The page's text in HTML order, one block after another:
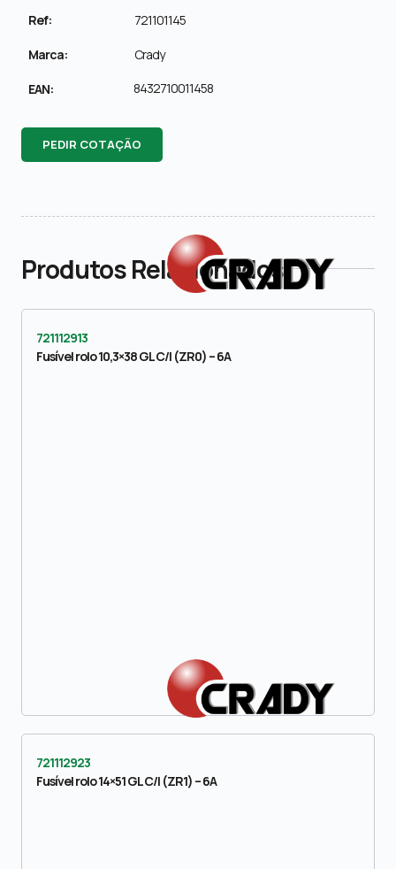
Ref: 721101145
Marca: Crady
EAN: 8432710011458
PEDIR COTAÇÃO
Produtos Relacionados
721112913
Fusível rolo 10,3×38 GL C/I (ZR0) – 6A
721112923
Fusível rolo 14×51 GL C/I (ZR1) – 6A